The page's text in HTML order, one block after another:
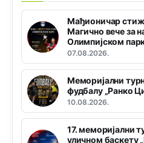
Мађионичар
Магично вече за
Олимпијском
07.08.2026.
Меморијални
фудбалу „Ранко
10.08.2026.
17. меморијални
уличном баскету